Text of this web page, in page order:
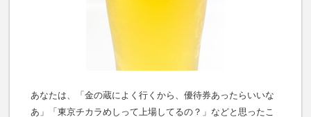
あなたは、「金の蔵によく行くから、優待券あったらいいな
あ」「東京チカラめしって上場してるの？」などと思ったこ